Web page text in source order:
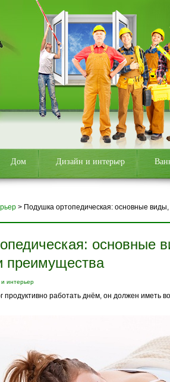
Дом Дизайн и интерьер
> Подушка ортопедическая: основные
основные
преимущества
интерьер
продуктивно работать днём, он должен иметь